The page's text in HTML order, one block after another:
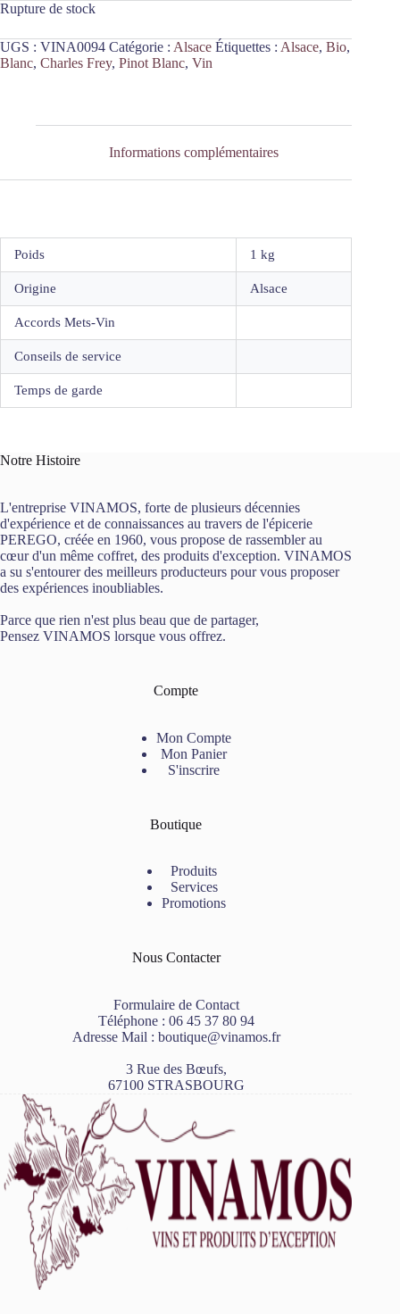
Rupture de stock
UGS : VINA0094 Catégorie : Alsace Étiquettes : Alsace, Bio,
Blanc, Charles Frey, Pinot Blanc, Vin
Informations complémentaires
Poids 1 kg
Origine Alsace
Accords Mets-Vin
Conseils de service
Temps de garde
Notre Histoire
L'entreprise VINAMOS, forte de plusieurs décennies
d'expérience et de connaissances au travers de l'épicerie
PEREGO, créée en 1960, vous propose de rassembler au
cœur d'un même coffret, des produits d'exception. VINAMOS
a su s'entourer des meilleurs producteurs pour vous proposer
des expériences inoubliables.
Parce que rien n'est plus beau que de partager,
Pensez VINAMOS lorsque vous offrez.
Compte
Mon Compte
Mon Panier
S'inscrire
Boutique
Produits
Services
Promotions
Nous Contacter
Formulaire de Contact
Téléphone : 06 45 37 80 94
Adresse Mail : boutique@vinamos.fr
3 Rue des Bœufs,
67100 STRASBOURG